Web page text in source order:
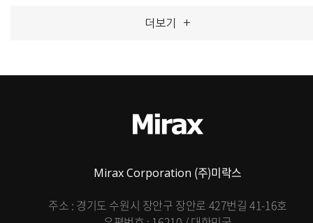
더보기 +
Mirax Corporation (주)미락스
주소 : 경기도 수원시 장안구 장안로 427번길 41-16호